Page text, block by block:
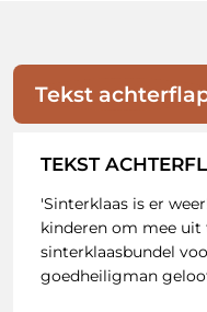
Tekst
TEKST
'Sinterklaas is er
kinderen om mee uit
sinterklaasbundel
goedheiligman